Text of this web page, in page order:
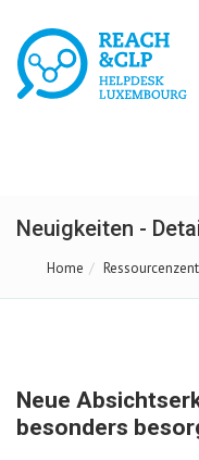
Neuigkeiten -
Home
Neue
besonders